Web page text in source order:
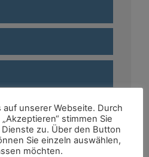
unserer Webseite. Durch
stimmen Sie
zu. Über den Button
Sie einzeln auswählen,
möchten.